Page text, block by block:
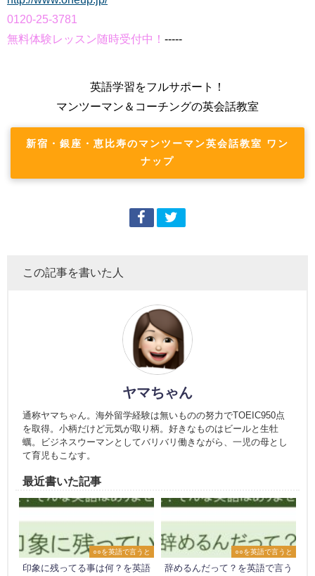
0120-25-3781
無料体験レッスン随時受付中！ -----
英語学習をフルサポート！
マンツーマン＆コーチングの英会話教室
新宿・銀座・恵比寿のマンツーマン英会話教室 ワン
ナップ
この記事を書いた人
ヤマちゃん
通称ヤマちゃん。海外留学経験は無いものの努力でTOEIC950点
を取得。小柄だけど元気が取り柄。好きなものはビールと生牡
蠣。ビジネスウーマンとしてバリバリ働きながら、一児の母とし
て育児もこなす。
最近書いた記事
○○を英語で言うと
印象に残ってる事は何？を英語
○○を英語で言うと
辞めるんだって？を英語で言う